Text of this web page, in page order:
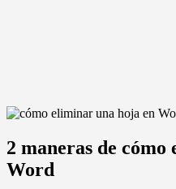
2 maneras de
Word